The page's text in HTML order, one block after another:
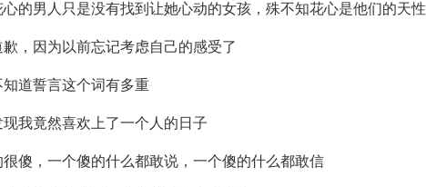
的男人只是没有找到让她心动的女孩，殊不知花心是他们的天性
，因为以前忘记考虑自己的感受了
道誓言这个词有多重
我竟然喜欢上了一个人的日子
傻，一个傻的什么都敢说，一个傻的什么都敢信